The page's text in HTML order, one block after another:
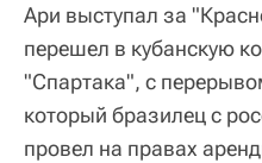
Ари выступал за
перешел в кубанскую
"Спартака", с
который бразилец с
провел на правах